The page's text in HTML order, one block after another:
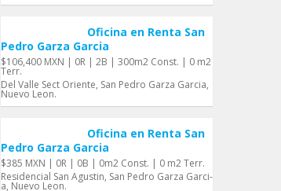
Oficina en Renta San
Pedro Garza Garci­a
$106,400 MXN | 0R | 2B | 300m2 Const. | 0 m2
Terr.
Del Valle Sect Oriente, San Pedro Garza Garci­a,
Nuevo Leon.
Oficina en Renta San
Pedro Garza Garci­a
$385 MXN | 0R | 0B | 0m2 Const. | 0 m2 Terr.
Residencial San Agustin, San Pedro Garza Garci­
a, Nuevo Leon.